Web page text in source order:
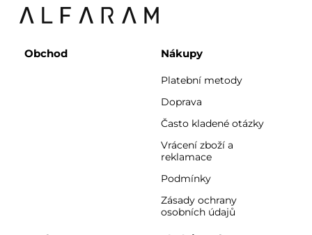
Obchod Nákupy
Platební metody
Doprava
Často kladené otázky
Vrácení zboží a
reklamace
Podmínky
Zásady ochrany
osobních údajů